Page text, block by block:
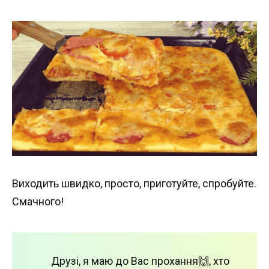
Виходить швидко, просто, приготуйте, спробуйте.
Смачного!
Друзі, я маю до Вас прохання🙌, хто